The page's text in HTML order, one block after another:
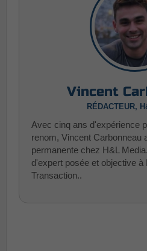
Vincent
RÉDACTEUR,
Avec cinq ans d'expérience
renom, Vincent Carbonneau
permanente chez H&L
d'expert posée et objective à
Transaction..